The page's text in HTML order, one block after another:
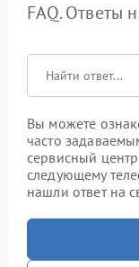
FAQ. Ответы
Вы можете
часто
сервисный
следующему
нашли ответ на